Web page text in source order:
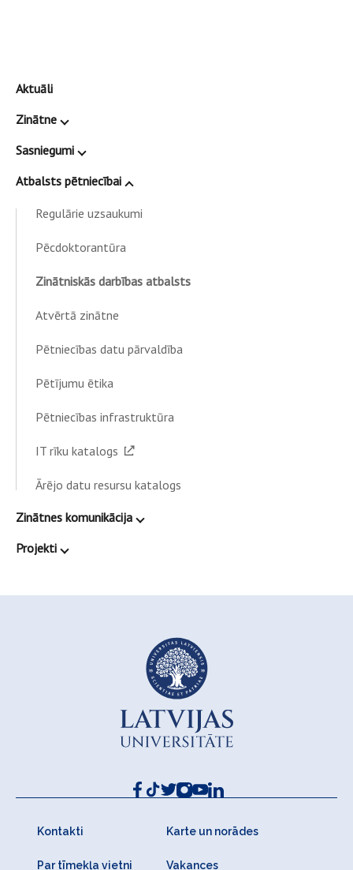
Aktuāli
Zinātne
Sasniegumi
Atbalsts pētniecībai
Regulārie uzsaukumi
Pēcdoktorantūra
Zinātniskās darbības atbalsts
Atvērtā zinātne
Pētniecības datu pārvaldība
Pētījumu ētika
Pētniecības infrastruktūra
IT rīku katalogs
Ārējo datu resursu katalogs
Zinātnes komunikācija
Projekti
Kontakti Karte un norādes
Par tīmekļa vietni Vakances